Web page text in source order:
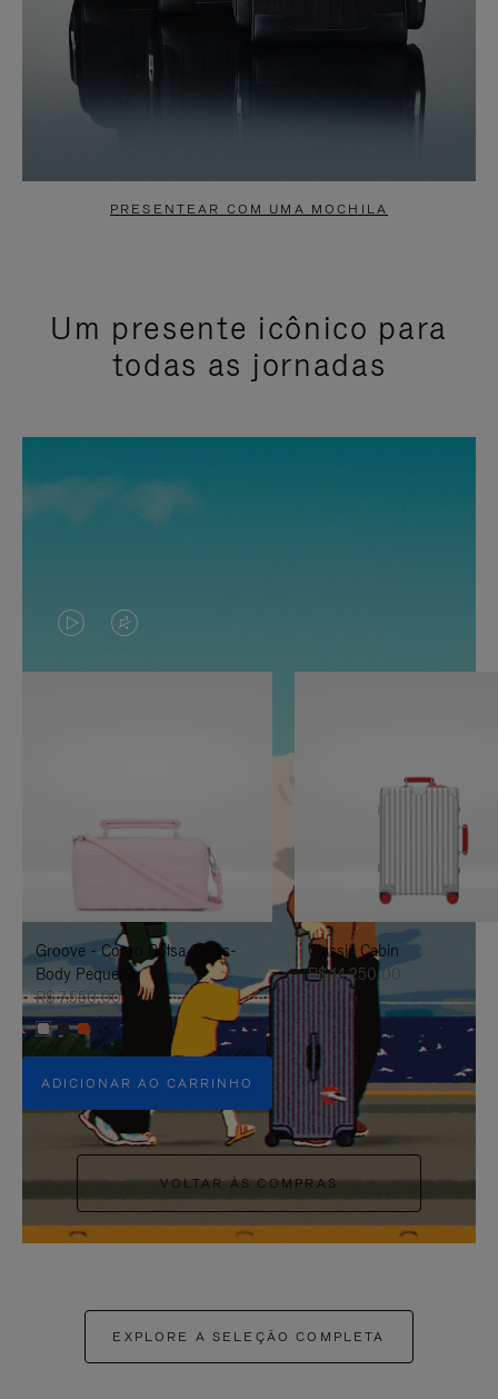
PRESENTEAR COM UMA MOCHILA
Um presente icônico para
todas as jornadas
O
VÍDEO
PRESSIONE
PAUSÁ-
LO
O
VÍDEO
FAVOR,
CLIQUE
PARA
ATIVÁ-
LO
Groove - Couro Bolsa Cross-
Body Pequena
R$ 7.550,00
+5
ADICIONAR AO CARRINHO
Classic Cabin
R$ 14.250,00
VOLTAR ÀS COMPRAS
EXPLORE A SELEÇÃO COMPLETA